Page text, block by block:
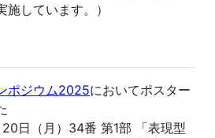
しています。）
ポジウム2025においてポスター
日（月）34番 第1部 「表現型